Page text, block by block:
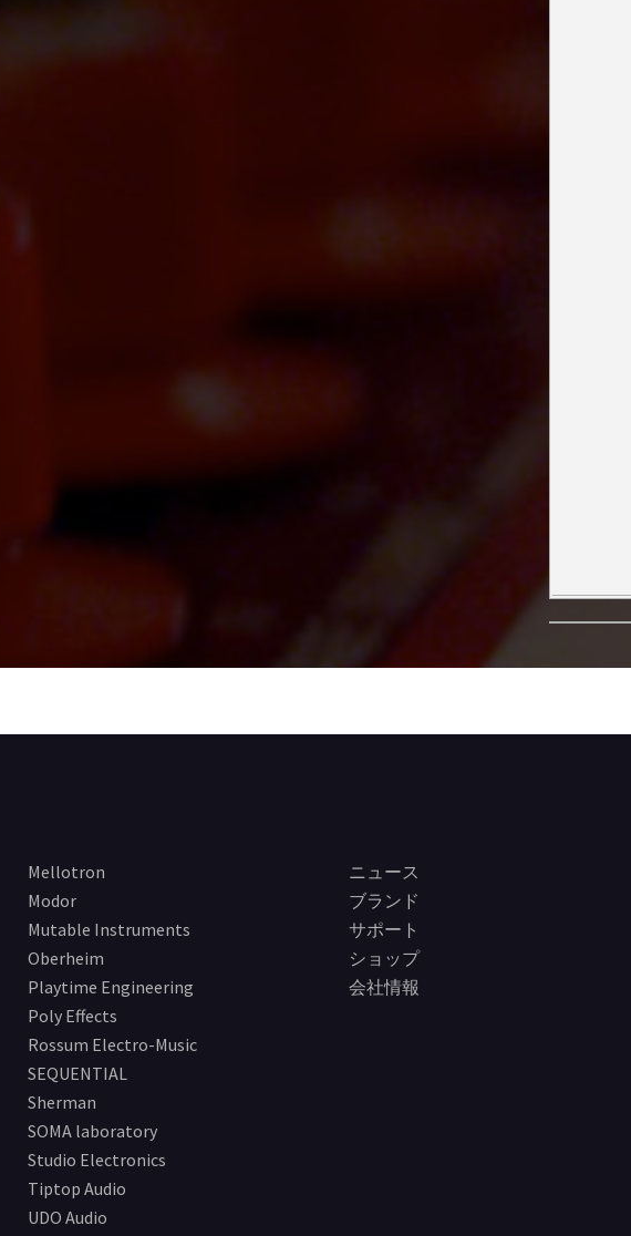
Mellotron
Modor
Mutable Instruments
Oberheim
Playtime Engineering
Poly Effects
Rossum Electro-Music
SEQUENTIAL
Sherman
SOMA laboratory
Studio Electronics
Tiptop Audio
UDO Audio
ニュース
ブランド
サポート
ショップ
会社情報